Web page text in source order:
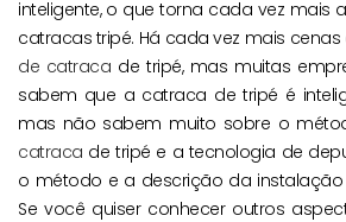
inteligente, o que torna cada vez mais
catracas tripé. Há cada vez mais
de catraca de tripé, mas muitas
sabem que a catraca de tripé é
mas não sabem muito sobre o
catraca de tripé e a tecnologia de
o método e a descrição da
Se você quiser conhecer outros